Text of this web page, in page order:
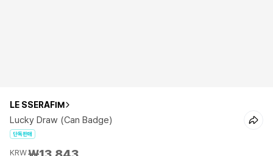
LE SSERAFIM
Lucky Draw (Can Badge)
단독판매
KRW